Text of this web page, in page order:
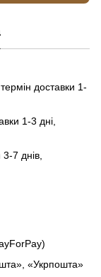
доставки 1-
1-3 дні,
7 днів,
«Укрпошта»